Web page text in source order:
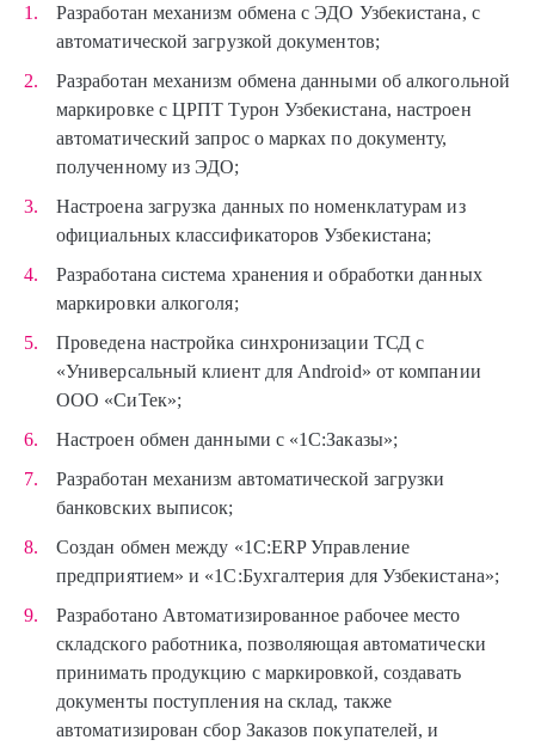
Разработан механизм обмена с ЭДО Узбекистана, с
автоматической загрузкой документов;
Разработан механизм обмена данными об алкогольной
маркировке с ЦРПТ Турон Узбекистана, настроен
автоматический запрос о марках по документу,
полученному из ЭДО;
Настроена загрузка данных по номенклатурам из
официальных классификаторов Узбекистана;
Разработана система хранения и обработки данных
маркировки алкоголя;
Проведена настройка синхронизации ТСД с
«Универсальный клиент для Android» от компании
ООО «СиТек»;
Настроен обмен данными с «1С:Заказы»;
Разработан механизм автоматической загрузки
банковских выписок;
Создан обмен между «1C:ERP Управление
предприятием» и «1С:Бухгалтерия для Узбекистана»;
Разработано Автоматизированное рабочее место
складского работника, позволяющая автоматически
принимать продукцию с маркировкой, создавать
документы поступления на склад, также
автоматизирован сбор Заказов покупателей, и